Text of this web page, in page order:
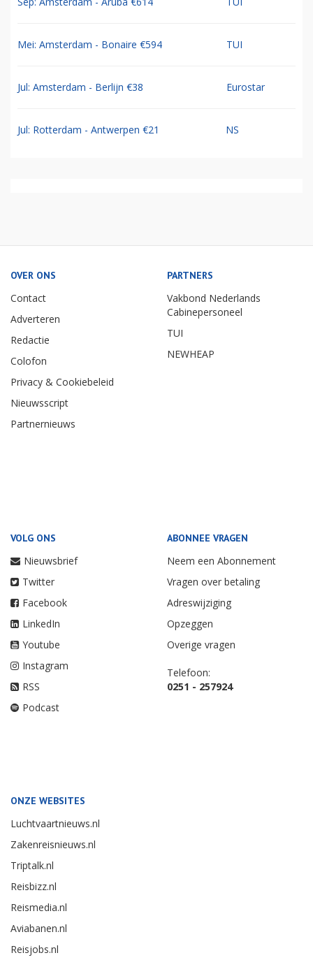
Mei: Amsterdam - Bonaire €594 TUI
Jul: Amsterdam - Berlijn €38 Eurostar
Jul: Rotterdam - Antwerpen €21 NS
OVER ONS
Contact
Adverteren
Redactie
Colofon
Privacy & Cookiebeleid
Nieuwsscript
Partnernieuws
PARTNERS
Vakbond Nederlands
Cabinepersoneel
TUI
NEWHEAP
VOLG ONS
Nieuwsbrief
Twitter
Facebook
LinkedIn
Youtube
Instagram
RSS
Podcast
ABONNEE VRAGEN
Neem een Abonnement
Vragen over betaling
Adreswijziging
Opzeggen
Overige vragen
Telefoon:
0251 - 257924
ONZE WEBSITES
Luchtvaartnieuws.nl
Zakenreisnieuws.nl
Triptalk.nl
Reisbizz.nl
Reismedia.nl
Aviabanen.nl
Reisjobs.nl